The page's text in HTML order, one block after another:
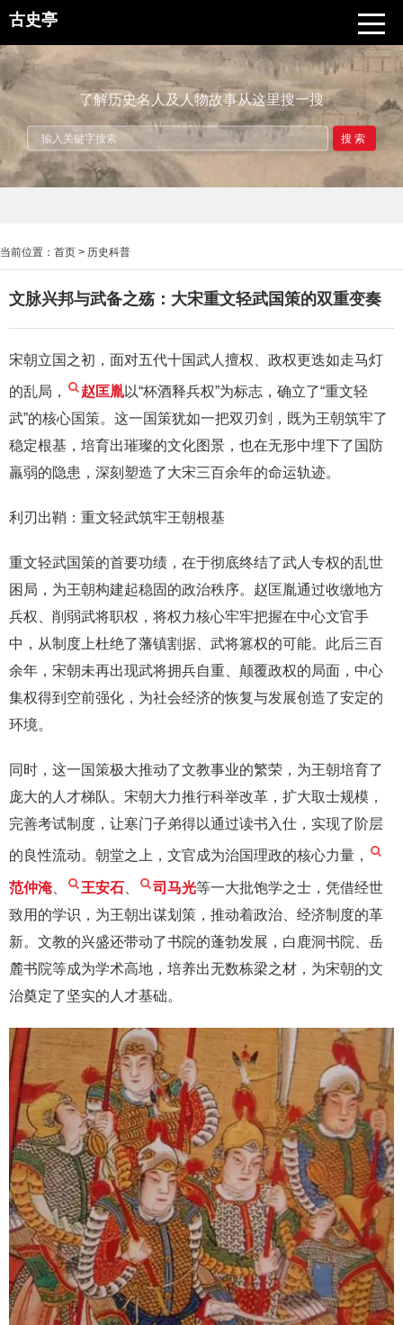
古史亭
了解历史名人及人物故事从这里搜一搜
搜索
当前位置： 首页 > 历史科普
文脉兴邦与武备之殇：大宋重文轻武国策的双重变奏
宋朝立国之初，面对五代十国武人擅权、政权更迭如走马灯
的乱局， 赵匡胤以“杯酒释兵权”为标志，确立了“重文轻
武”的核心国策。这一国策犹如一把双刃剑，既为王朝筑牢了
稳定根基，培育出璀璨的文化图景，也在无形中埋下了国防
羸弱的隐患，深刻塑造了大宋三百余年的命运轨迹。
利刃出鞘：重文轻武筑牢王朝根基
重文轻武国策的首要功绩，在于彻底终结了武人专权的乱世
困局，为王朝构建起稳固的政治秩序。赵匡胤通过收缴地方
兵权、削弱武将职权，将权力核心牢牢把握在中心文官手
中，从制度上杜绝了藩镇割据、武将篡权的可能。此后三百
余年，宋朝未再出现武将拥兵自重、颠覆政权的局面，中心
集权得到空前强化，为社会经济的恢复与发展创造了安定的
环境。
同时，这一国策极大推动了文教事业的繁荣，为王朝培育了
庞大的人才梯队。宋朝大力推行科举改革，扩大取士规模，
完善考试制度，让寒门子弟得以通过读书入仕，实现了阶层
的良性流动。朝堂之上，文官成为治国理政的核心力量，
范仲淹、 王安石 司马光等一大批饱学之士，凭借经世
致用的学识，为王朝出谋划策，推动着政治、经济制度的革
新。文教的兴盛还带动了书院的蓬勃发展，白鹿洞书院、岳
麓书院等成为学术高地，培养出无数栋梁之材，为宋朝的文
治奠定了坚实的人才基础。